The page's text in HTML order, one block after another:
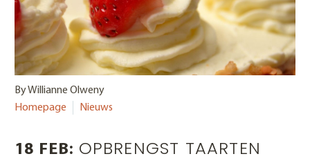
By Willianne Olweny
Homepage
Nieuws
18 FEB: OPBRENGST TAARTEN